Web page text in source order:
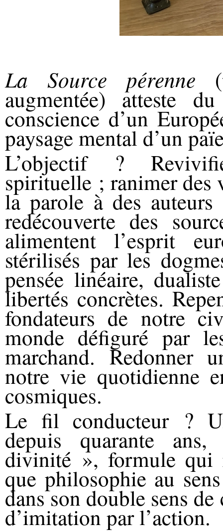
La Source pérenne
augmentée) atteste
conscience d’un
paysage mental d’un
L’objectif ?
spirituelle ; ranimer des
la parole à des
redécouverte des
alimentent l’esprit
stérilisés par les
pensée linéaire,
libertés concrètes.
fondateurs de notre
monde défiguré par
marchand. Redonner
notre vie quotidienne
cosmiques.
Le fil conducteur ?
depuis quarante
divinité », formule qui
que philosophie au
dans son double sens
d’imitation par l’action.